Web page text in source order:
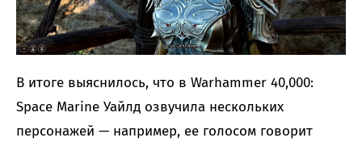
В итоге выяснилось, что в Warhammer 40,000:
Space Marine Уайлд озвучила нескольких
персонажей — например, ее голосом говорит